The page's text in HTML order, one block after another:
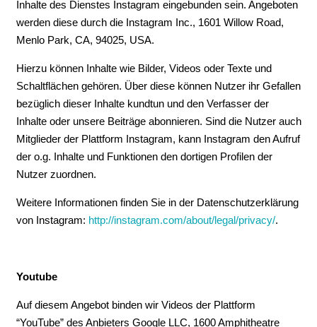
Inhalte des Dienstes Instagram eingebunden sein. Angeboten
werden diese durch die Instagram Inc., 1601 Willow Road,
Menlo Park, CA, 94025, USA.
Hierzu können Inhalte wie Bilder, Videos oder Texte und
Schaltflächen gehören. Über diese können Nutzer ihr Gefallen
bezüglich dieser Inhalte kundtun und den Verfasser der
Inhalte oder unsere Beiträge abonnieren. Sind die Nutzer auch
Mitglieder der Plattform Instagram, kann Instagram den Aufruf
der o.g. Inhalte und Funktionen den dortigen Profilen der
Nutzer zuordnen.
Weitere Informationen finden Sie in der Datenschutzerklärung
von Instagram: http://instagram.com/about/legal/privacy/.
Youtube
Auf diesem Angebot binden wir Videos der Plattform
“YouTube” des Anbieters Google LLC, 1600 Amphitheatre